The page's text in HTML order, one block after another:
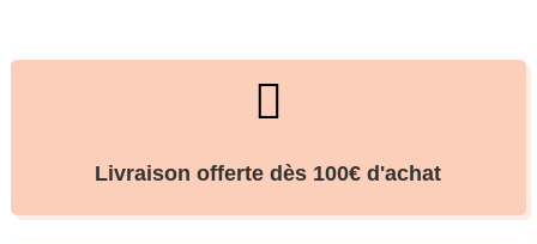

Livraison offerte dès 100€ d'achat